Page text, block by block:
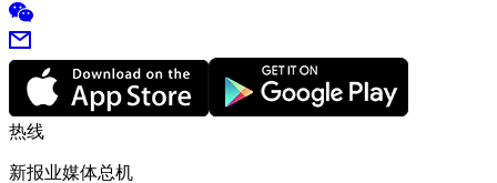
热线
新报业媒体总机